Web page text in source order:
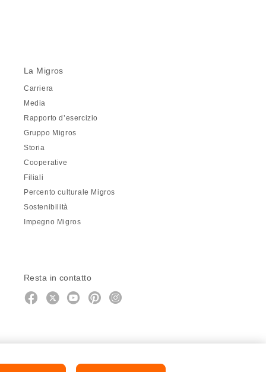
La Migros
Carriera
Media
Rapporto d’esercizio
Gruppo Migros
Storia
Cooperative
Filiali
Percento culturale Migros
Sostenibilità
Impegno Migros
Resta in contatto
https://twitter.com/migros?
https://www.youtube.com/user/
PinterestInstagram